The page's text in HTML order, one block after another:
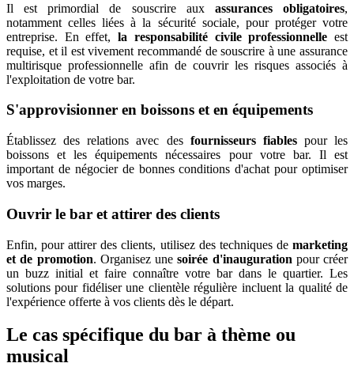
Il est primordial de souscrire aux assurances obligatoires,
notamment celles liées à la sécurité sociale, pour protéger votre
entreprise. En effet,la responsabilité civile professionnelle est
requise, et il est vivement recommandé de souscrire à une assurance
multirisque professionnelle afin de couvrir les risques associés à
l'exploitation de votre bar.
S'approvisionner en boissons et en équipements
Établissez des relations avec des fournisseurs fiablespour les
boissons et les équipements nécessaires pour votre bar. Il est
important de négocier de bonnes conditions d'achat pour optimiser
vos marges.
Ouvrir le bar et attirer des clients
Enfin, pour attirer des clients, utilisez des techniques de marketing
et de promotion. Organisez unesoirée d'inauguration pour créer
un buzz initial et faire connaître votre bar dans le quartier. Les
solutions pour fidéliser une clientèle régulière incluent la qualité de
l'expérience offerte à vos clients dès le départ.
Le cas spécifique du bar à thème ou
musical